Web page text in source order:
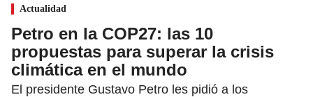
Actualidad
Petro en la COP27: las 10
propuestas para superar la crisis
climática en el mundo
El presidente Gustavo Petro les pidió a los